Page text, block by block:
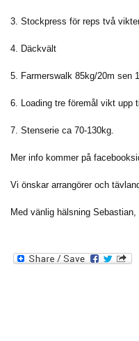
3. Stockpress för reps två
4. Däckvält
5. Farmerswalk 85kg/20m sen
6. Loading tre föremål vikt upp
7. Stenserie ca 70-130kg.
Mer info kommer på
Vi önskar arrangörer och
Med vänlig hälsning